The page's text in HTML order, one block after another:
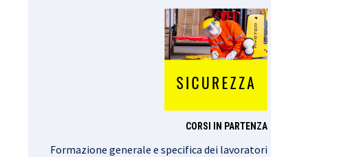
CORSI IN PARTENZA
Formazione generale e specifica dei lavoratori